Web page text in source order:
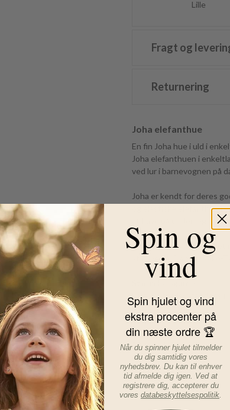
Lille
Fragt og
Returnering
Joha elefanthue
En fin Joha hue i uld i
Joha elefanthuen i
ved lur i barnevognen på
Joha er kendt for deres
og elastiske elefanthue i
at have på under leg og
Joha elefanthuen er lavet
at have på. Den er
Huens str. tilsvarer dens
41 cm = 1-4 mdr.
45 cm = 4-9 mdr.
48 cm = 9-12 mdr.
50 cm = 1-2 år
52 cm = 3-5 år
54 cm = 6-9 år
Læs mere om varen...
Spin og
vind
Spin hjulet og vind
ekstra procenter på
din næste ordre 🏆
Når du spinner hjulet tilmelder
du dig samtidig vores
nyhedsbrev. Du kan til enhver
tid afmelde dig igen. Ved at
registrere dig, accepterer du
vores databeskyttelsespolitik.